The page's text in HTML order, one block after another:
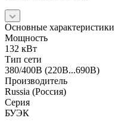
Основные характеристики
Мощность
132 кВт
Тип сети
380/400В (220В...690В)
Производитель
Russia (Россия)
Серия
БУЭК